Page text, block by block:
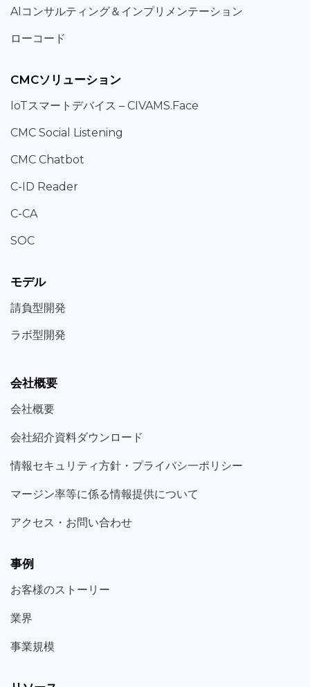
AIコンサルティング＆ インプリメンテーション
ローコード
CMCソリューション
IoTスマートデバイス – CIVAMS.Face
CMC Social Listening
CMC Chatbot
C-ID Reader
C-CA
SOC
モデル
請負型開発
ラボ型開発
会社概要
会社概要
会社紹介資料ダウンロード
情報セキュリティ方針・プライバシ一ポリシー
マージン率等に係る情報提供について
アクセス・お問い合わせ
事例
お客様のストーリー
業界
事業規模